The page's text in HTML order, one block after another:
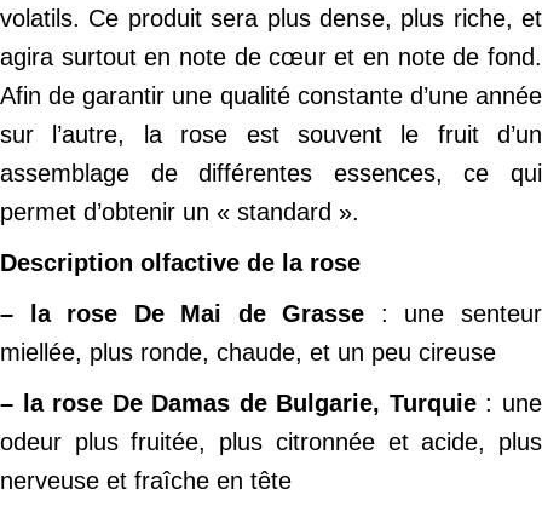
volatils. Ce produit sera plus dense, plus riche, et
agira surtout en note de cœur et en note de fond.
Afin de garantir une qualité constante d’une année
sur l’autre, la rose est souvent le fruit d’un
assemblage de différentes essences, ce qui
permet d’obtenir un « standard ».
Description olfactive de la rose
– la rose De Mai de Grasse : une senteur
miellée, plus ronde, chaude, et un peu cireuse
– la rose De Damas de Bulgarie, Turquie: une
odeur plus fruitée, plus citronnée et acide, plus
nerveuse et fraîche en tête